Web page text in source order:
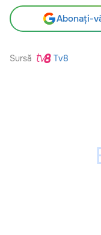
Abonați-
Sursă Tv8